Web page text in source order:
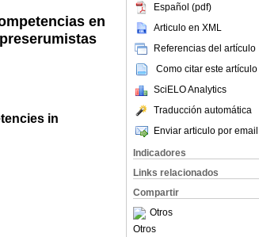
Español (pdf)
Articulo en XML
Referencias del artículo
Como citar este artículo
SciELO Analytics
Traducción automática
Enviar articulo por email
Indicadores
Links relacionados
Compartir
Otros
Otros
en
in